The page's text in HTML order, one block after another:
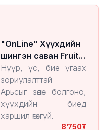
"OnLine" Хүүхдийн
шингэн саван Fruit
Jellies
Нүүр, үс, бие угаах
зориулалттай
Арьсыг зөөлөн болгоно,
хүүхдийн биед
харшил өгөхгүй.
8’750